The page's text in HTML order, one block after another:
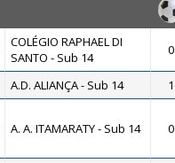
COLÉGIO RAPHAEL DI
SANTO - Sub 14
0
A.D. ALIANÇA - Sub 14 1
A. A. ITAMARATY - Sub 14 0